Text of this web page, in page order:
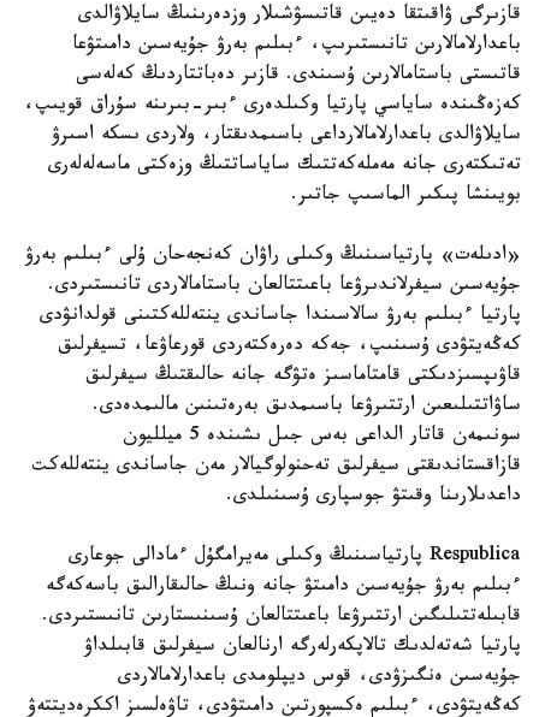
قازىرگى ۋاقىتقا دەيىن قاتىسۋشىلار وزدەرىنىڭ سايلاۋالدى
باعدارلامالارىن تانىستىرىپ، ءبىلىم بەرۋ جۇيەسىن دامىتۋعا
قاتىستى باستامالارىن ۇسىندى. قازىر دەباتتاردىڭ كەلەسى
كەزەڭىندە ساياسي پارتيا وكىلدەرى ءبىر-بىرىنە سۇراق قويىپ،
سايلاۋالدى باعدارلامالارداعى باسىمدىقتار، ولاردى ىسكە اسىرۋ
تەتىكتەرى جانە مەملەكەتتىك ساياساتتىڭ وزەكتى ماسەلەلەرى
بويىنشا پىكىر الماسىپ جاتىر.
«ادىلەت» پارتياسىنىڭ وكىلى راۋان كەنجەحان ۇلى ءبىلىم بەرۋ
جۇيەسىن سيفرلاندىرۋعا باعىتتالعان باستامالاردى تانىستىردى.
پارتيا ءبىلىم بەرۋ سالاسىندا جاساندى ينتەللەكتىنى قولدانۋدى
كەڭەيتۋدى ۇسىنىپ، جەكە دەرەكتەردى قورعاۋعا، تسيفرلىق
قاۋىپسىزدىكتى قامتاماسىز ەتۋگە جانە حالىقتىڭ سيفرلىق
ساۋاتتىلىعىن ارتتىرۋعا باسىمدىق بەرەتىنىن مالىمدەدى.
سونىمەن قاتار الداعى بەس جىل ىشىندە 5 ميلليون
قازاقستاندىقتى سيفرلىق تەحنولوگيالار مەن جاساندى ينتەللەكت
داعدىلارىنا وقىتۋ جوسپارى ۇسىنىلدى.
Respublica پارتياسىنىڭ وكىلى مەيرامگۇل ءمادالى جوعارى
ءبىلىم بەرۋ جۇيەسىن دامىتۋ جانە ونىڭ حالىقارالىق باسەكەگە
قابىلەتتىلىگىن ارتتىرۋعا باعىتتالعان ۇسىنىستارىن تانىستىردى.
پارتيا شەتەلدىك تالاپكەرلەرگە ارنالعان سيفرلىق قابىلداۋ
جۇيەسىن ەنگىزۋدى، قوس ديپلومدى باعدارلامالاردى
كەڭەيتۋدى، ءبىلىم ەكسپورتىن دامىتۋدى، تاۋەلسىز اككرەديتتەۋ